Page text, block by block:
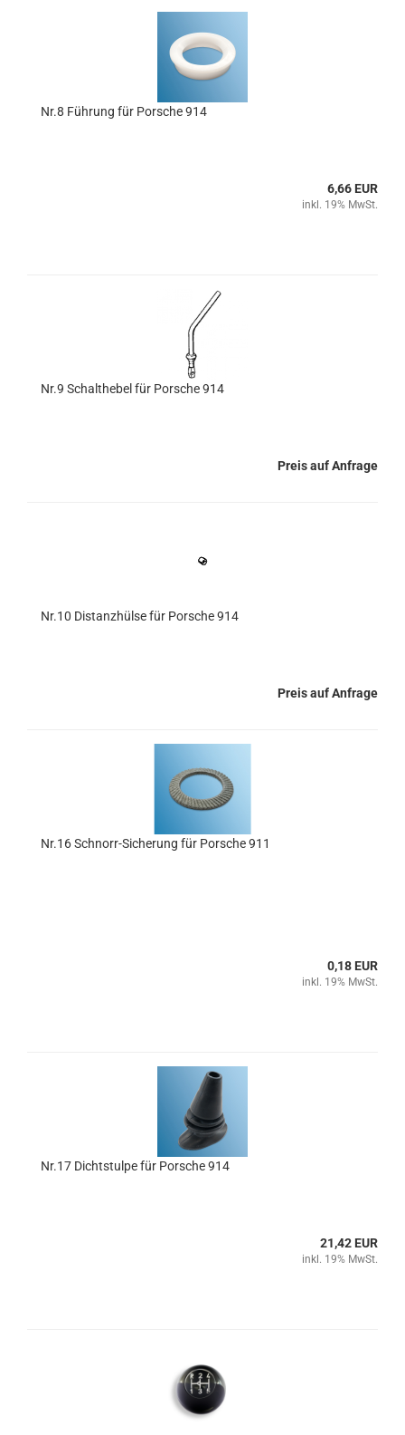
Nr.8 Führung für Porsche 914
6,66 EUR
inkl. 19% MwSt.
Nr.9 Schalthebel für Porsche 914
Preis auf Anfrage
Nr.10 Distanzhülse für Porsche 914
Preis auf Anfrage
Nr.16 Schnorr-Sicherung für Porsche 911
0,18 EUR
inkl. 19% MwSt.
Nr.17 Dichtstulpe für Porsche 914
21,42 EUR
inkl. 19% MwSt.